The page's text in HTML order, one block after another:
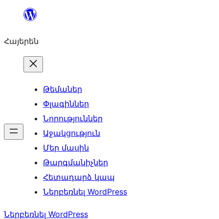
Անցնել
Հայերեն
Թեմաներ
Փլագիններ
Նորություններ
Աջակցություն
Մեր մասին
Թարգմանիչներ
Հետադարձ կապ
Ներբեռնել WordPress
Ներբեռնել WordPress